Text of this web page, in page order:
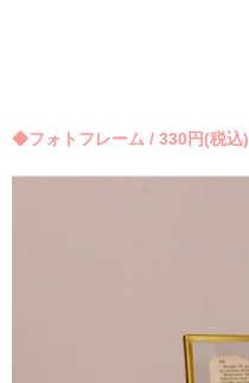
◆フォトフレーム / 330円(税込)